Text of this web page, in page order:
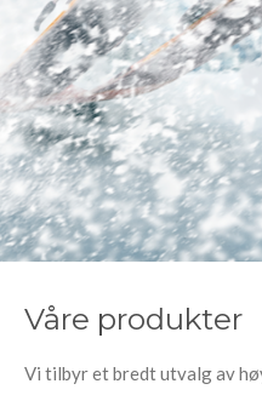
Våre produkter
Vi tilbyr et bredt utvalg av